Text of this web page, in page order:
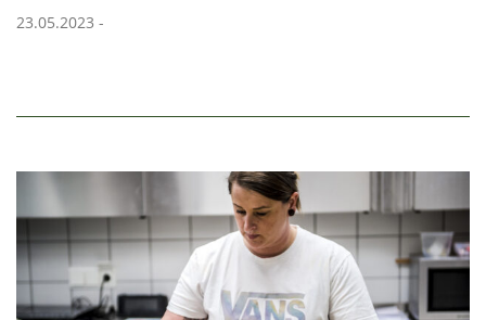
23.05.2023 -